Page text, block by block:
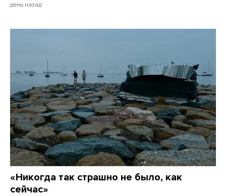
день назад
«Никогда так страшно не было, как
сейчас»